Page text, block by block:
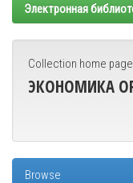
Электронная
Collection home page
ЭКОНОМИКА
Browse